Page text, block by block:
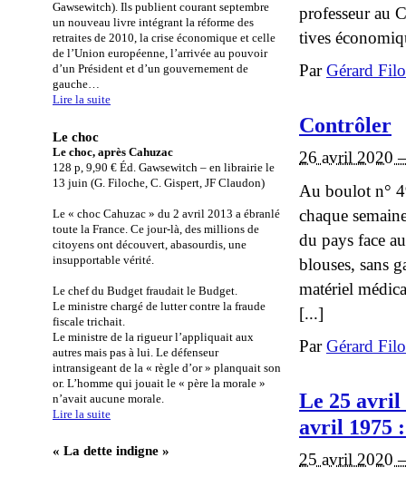
pro­fes­seur au
tives
ParGérard
Contrôler
26 avril 2020
Au boulot n°
chaque
du pays face
blouses, sans
matériel
[...]
ParGérard
Le 25 avril
avril 1975
25 avril 2020
Gawsewitch). Ils publient courant septembre
un nouveau livre intégrant la réforme des
retraites de 2010, la crise économique et celle
de l’Union européenne, l’arrivée au pouvoir
d’un Président et d’un gouvernement de
gauche…
Lire la suite
Le choc
Le choc, après Cahuzac
128 p, 9,90 € Éd. Gawsewitch – en librairie le
13 juin (G. Filoche, C. Gispert, JF Claudon)
Le « choc Cahuzac » du 2 avril 2013 a ébranlé
toute la France. Ce jour-là, des millions de
citoyens ont découvert, abasourdis, une
insupportable vérité.
Le chef du Budget fraudait le Budget.
Le ministre chargé de lutter contre la fraude
fiscale trichait.
Le ministre de la rigueur l’appliquait aux
autres mais pas à lui. Le défenseur
intransigeant de la « règle d’or » planquait son
or. L’homme qui jouait le « père la morale »
n’avait aucune morale.
Lire la suite
« La dette indigne »